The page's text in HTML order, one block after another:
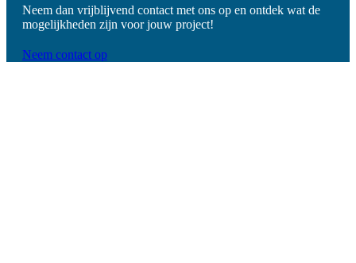
Neem dan vrijblijvend contact met ons op en ontdek wat de
mogelijkheden zijn voor jouw project!
Neem contact op